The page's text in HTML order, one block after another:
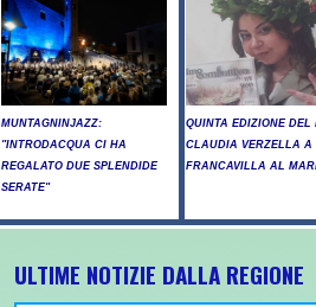
MUNTAGNINJAZZ:
"INTRODACQUA CI HA
REGALATO DUE SPLENDIDE
SERATE"
QUINTA EDIZIONE DEL
CLAUDIA VERZELLA A
FRANCAVILLA AL
ULTIME NOTIZIE DALLA REGIONE